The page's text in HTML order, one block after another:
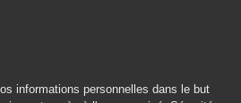
informations personnelles dans le but
Ciné-Théâtre